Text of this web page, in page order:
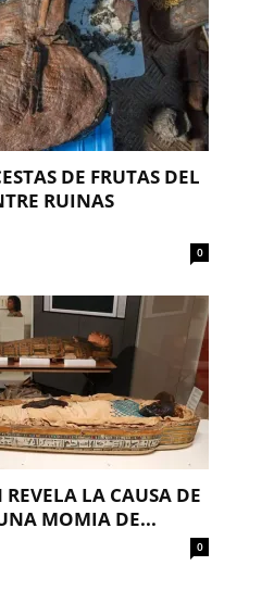
DE FRUTAS DEL
RUINAS
0
LA CAUSA DE
MOMIA DE...
0